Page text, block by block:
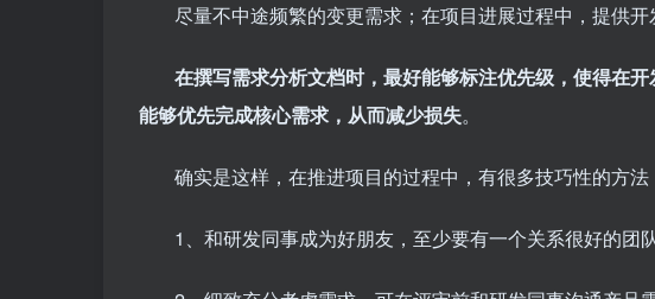
尽量不中途频繁的变更需求；在项目进展过程中，提供开
在撰写需求分析文档时，最好能够标注优先级，使得在
能够优先完成核心需求，从而减少损失。
确实是这样，在推进项目的过程中，有很多技巧性的方法
1、和研发同事成为好朋友，至少要有一个关系很好的团